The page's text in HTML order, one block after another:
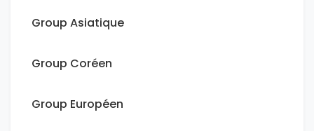
Group Asiatique
Group Coréen
Group Européen